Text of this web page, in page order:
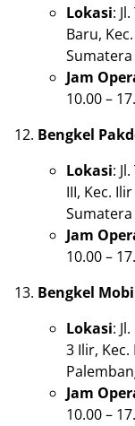
Lokasi:
Baru,
Sumatera
Jam
10.00 –
Bengkel
Lokasi:
III, Kec.
Sumatera
Jam
10.00 –
Bengkel
Lokasi:
3 Ilir, Kec.
Jam
10.00 –